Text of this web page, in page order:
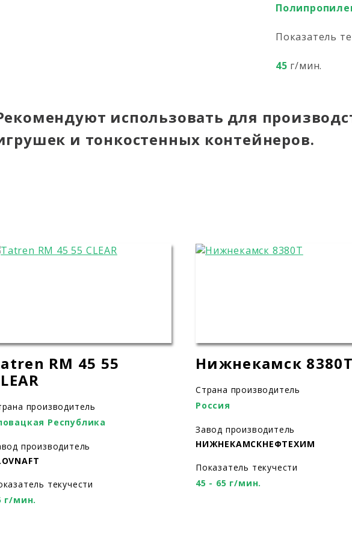
Показатель
45 г/мин.
использовать для
и тонкостенных контейнеров.
RM 45 55
производитель
Республика
производитель
текучести
г/мин.
Нижнекамск 8380T
Страна производитель
Россия
Завод производитель
НИЖНЕКАМСКНЕФТЕХИМ
Показатель текучести
45 - 65 г/мин.